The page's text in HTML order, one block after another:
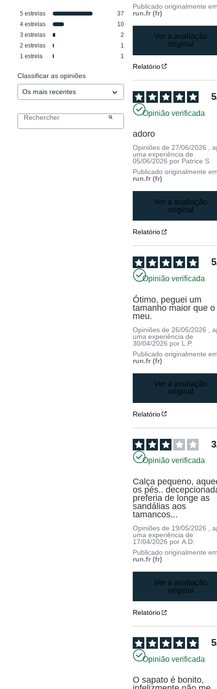
5 estrelas
37
4 estrelas
10
3 estrelas
2
2 estrelas
1
1 estrela 1
Classificar as opiniões
Publicado originalmente
run.fr (fr)
Ver a avaliação
original
Relatório
5
Opinião verificada
adoro
Opiniões de 27/06/2026
,
uma experiência de
05/06/2026 por Patrice S.
Publicado originalmente
run.fr (fr)
Ver a avaliação
original
Relatório
5
Opinião verificada
Ótimo, peguei um
tamanho maior que o
meu.
Opiniões de 26/05/2026
,
uma experiência de
30/04/2026 por L.P.
Publicado originalmente
run.fr (fr)
Ver a avaliação
original
Relatório
3
Opinião verificada
Calça pequeno,
os pés..
preferia de longe as
sandálias aos
tamancos...
Opiniões de 19/05/2026
,
uma experiência de
17/04/2026 porA.D.
Publicado originalmente
run.fr (fr)
Ver a avaliação
original
Relatório
5
Opinião verificada
O sapato é bonito,